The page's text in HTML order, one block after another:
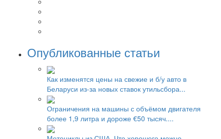
Опубликованные статьи
Как изменятся цены на свежие и б/у авто в
Беларуси из-за новых ставок утильсбора...
Ограничения на машины с объёмом двигателя
более 1,9 литра и дороже €50 тысяч....